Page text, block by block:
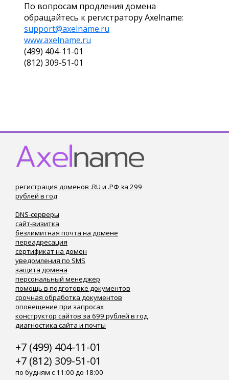
По вопросам продления домена
обращайтесь к регистратору Axelname:
support@axelname.ru
www.axelname.ru
(499) 404-11-01
(812) 309-51-01
регистрация доменов .RU и .РФ за 299
рублей в год
DNS-серверы
сайт-визитка
безлимитная почта на домене
переадресация
сертификат на домен
уведомления по SMS
защита домена
персональный менеджер
помощь в подготовке документов
срочная обработка документов
оповещение при запросах
конструктор сайтов за 699 рублей в год
диагностика сайта и почты
+7 (499) 404-11-01
+7 (812) 309-51-01
по будням с 11:00 до 18:00